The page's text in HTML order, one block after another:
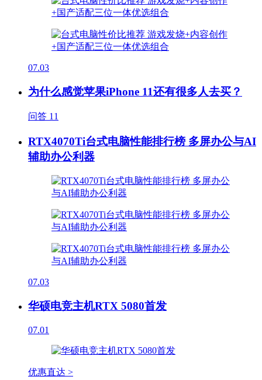
07.03
为什么感觉苹果iPhone 11还有很多人去买？
问答 11
RTX4070Ti台式电脑性能排行榜 多屏办公与AI
辅助办公利器
07.03
华硕电竞主机RTX 5080首发
07.01
优惠直达 >